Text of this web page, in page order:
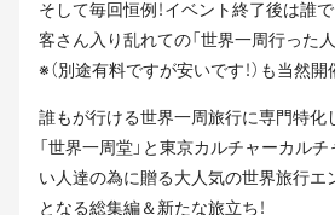
そして毎回恒例！イベント終了後は誰
客さん入り乱れての「世界一周行った
※（別途有料ですが安いです！）も当然開
誰もが行ける世界一周旅行に専門特化
「世界一周堂」と東京カルチャーカル
い人達の為に贈る大人気の世界旅行エ
となる総集編＆新たな旅立ち！